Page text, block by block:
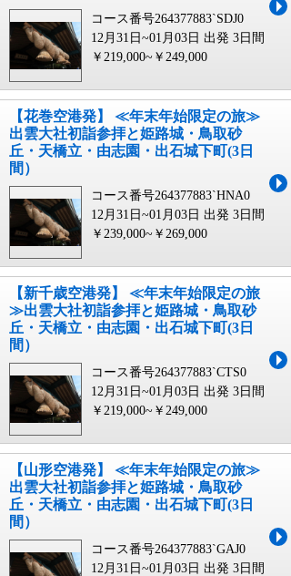
コース番号264377883`SDJ0
12月31日~01月03日 出発 3日間
￥219,000~￥249,000
【花巻空港発】 ≪年末年始限定の旅≫
出雲大社初詣参拝と姫路城・鳥取砂
丘・天橋立・由志園・出石城下町(3日
間）
コース番号264377883`HNA0
12月31日~01月03日 出発 3日間
￥239,000~￥269,000
【新千歳空港発】 ≪年末年始限定の旅
≫出雲大社初詣参拝と姫路城・鳥取砂
丘・天橋立・由志園・出石城下町(3日
間）
コース番号264377883`CTS0
12月31日~01月03日 出発 3日間
￥219,000~￥249,000
【山形空港発】 ≪年末年始限定の旅≫
出雲大社初詣参拝と姫路城・鳥取砂
丘・天橋立・由志園・出石城下町(3日
間）
コース番号264377883`GAJ0
12月31日~01月03日 出発 3日間